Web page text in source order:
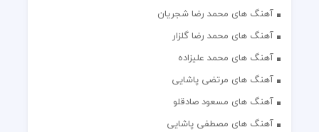
آهنگ های محمد رضا شجریان
آهنگ های محمد رضا گلزار
آهنگ های محمد علیزاده
آهنگ های مرتضی پاشایی
آهنگ های مسعود صادقلو
آهنگ های مصطفی پاشایی